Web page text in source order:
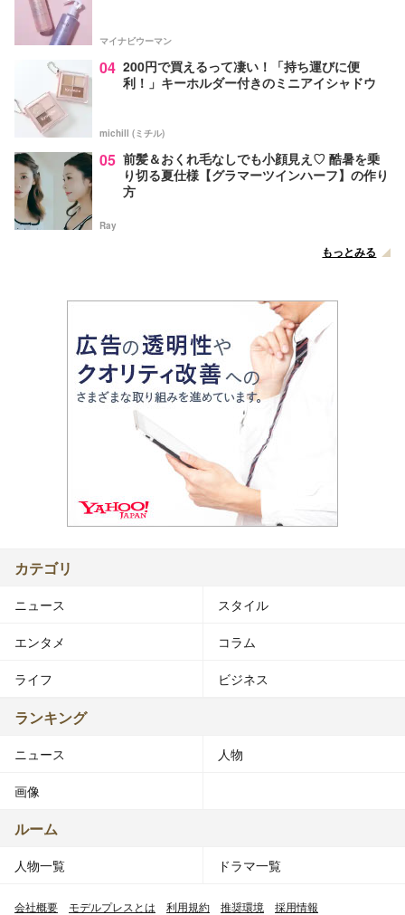
マイナビウーマン
04 200円で買えるって凄い！「持ち運びに便
利！」キーホルダー付きのミニアイシャドウ
michill (ミチル)
05 前髪＆おくれ毛なしでも小顔見え♡ 酷暑を乗
り切る夏仕様【グラマーツインハーフ】の作り
方
Ray
もっとみる
カテゴリ
ニュース スタイル
エンタメ コラム
ライフ ビジネス
ランキング
ニュース 人物
画像
ルーム
人物一覧 ドラマ一覧
会社概要 モデルプレスとは 利用規約 推奨環境 採用情報